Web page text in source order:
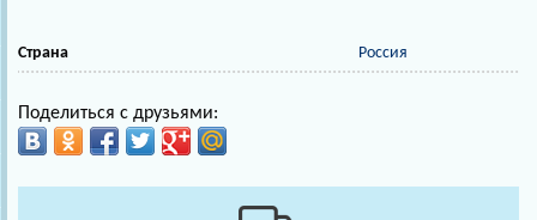
Страна Россия
Поделиться с друзьями: